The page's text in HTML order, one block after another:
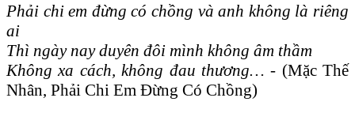
Phải chi em đừng có chồng và anh không là riêng
ai
Thì ngày nay duyên đôi mình không âm thầm
Không xa cách, không đau thương… - (Mặc Thế
Nhân, Phải Chi Em Đừng Có Chồng)